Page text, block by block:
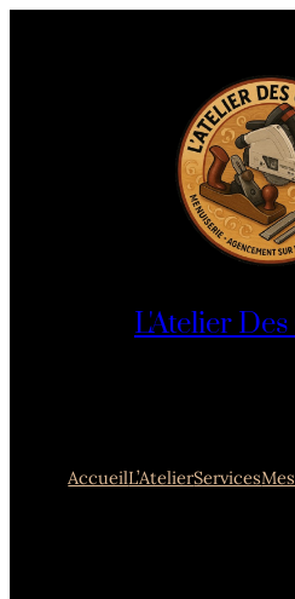
L'Atelier
AccueilL’AtelierServices